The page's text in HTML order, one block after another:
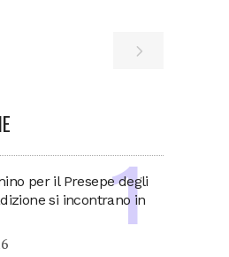
per il Presepe degli
si incontrano in